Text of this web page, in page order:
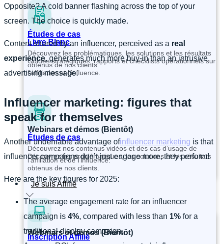
Études de cas
Découvrez les problématiques, les solutions et les résultats
obtenus de nos clients.
Webinars et démos (Bientôt)
Découvrez nos contenus vidéos et des cas d’usage de
l’affiliation et de l’influence.
Je suis Affilié
Inscription Affilié
Livre Blanc
Guides stratégiques, rapports et checklists opérationnels sur
l’affiliation et l’influence.
Études de cas
Découvrez les problématiques, les solutions et les résultats
obtenus de nos clients.
Webinars et démos (Bientôt)
Opposite? A cold banner flashing across the top of your
screen. The choice is quickly made.
Content shared by an influencer, perceived as a real
experience, generates much more buy-in than an intrusive
advertising message.
Influencer marketing: figures that
speak for themselves
Another undeniable advantage ofinfluencer marketing is that
influencer campaigns don’t just engage more, they perform!
Here are the key figures for 2025:
The average engagement rate for an influencer
campaign is 4%, compared with less than 1% for a
traditional display campaign.